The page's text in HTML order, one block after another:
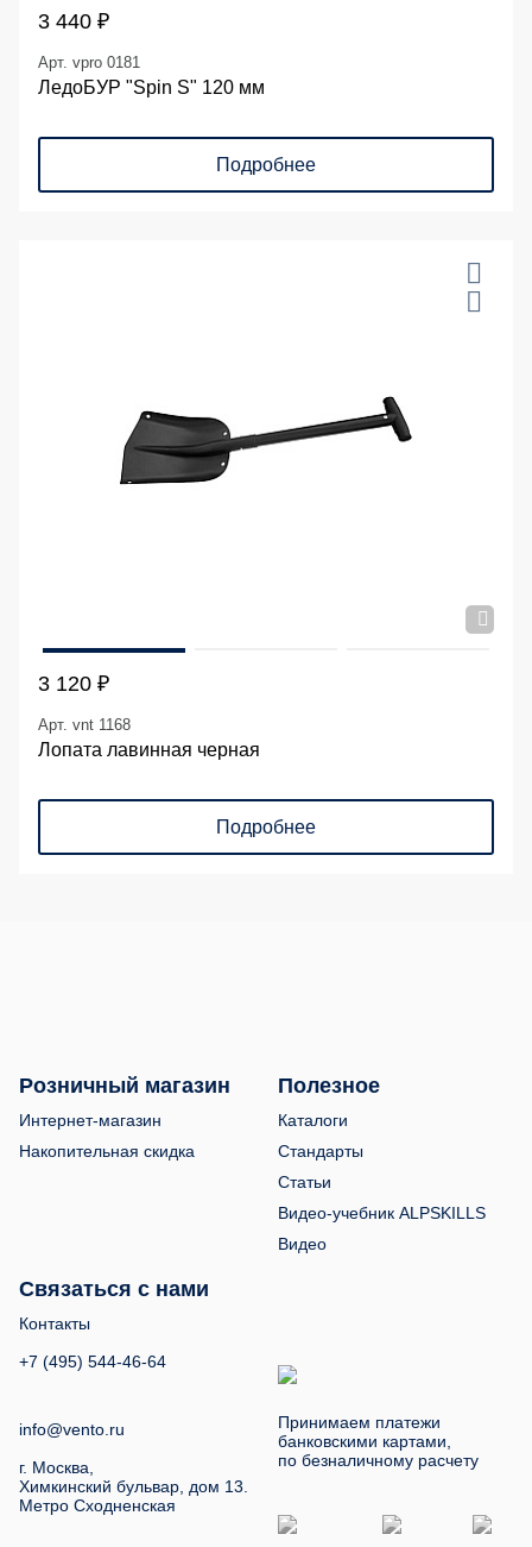
3 440 ₽
Арт. vpro 0181
ЛедоБУР "Spin S" 120 мм
Подробнее
3 120 ₽
Арт. vnt 1168
Лопата лавинная черная
Подробнее
Розничный магазин
Интернет-магазин
Накопительная скидка
Полезное
Каталоги
Стандарты
Статьи
Видео-учебник ALPSKILLS
Видео
Связаться с нами
Контакты
+7 (495) 544-46-64
info@vento.ru
г. Москва,
Химкинский бульвар, дом 13.
Метро Сходненская
Принимаем платежи
банковскими картами,
по безналичному расчету